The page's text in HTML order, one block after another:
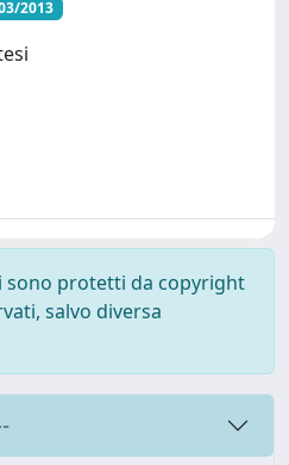
2013
sono protetti da copyright
salvo diversa